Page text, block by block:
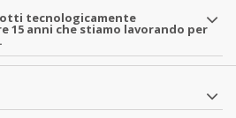
tecnologicamente
15 anni che stiamo lavorando per